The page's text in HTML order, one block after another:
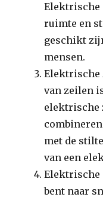
Elektrische
ruimte en
geschikt
mensen.
Elektrische
van zeilen
elektrische
met de
van een
Elektrische
bent naar